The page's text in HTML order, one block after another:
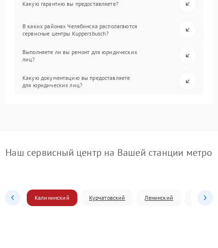
Какую гарантию вы предоставляете?
В каких районах Челябинска располагаются
сервисные центры Kuppersbusch?
Выполняете ли вы ремонт для юридических
лиц?
Какую документацию вы предоставляете
для юридических лиц?
Наш сервисный центр на Вашей станции метро
Калининский Курчатовский Ленинский